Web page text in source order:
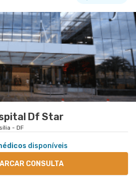
Df Star
- DF
disponíveis
CONSULTA